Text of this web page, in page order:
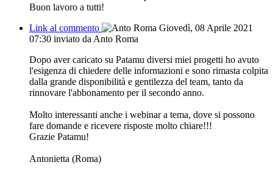
Buon lavoro a tutti!
Link al commento
Giovedì, 08 Aprile 2021
07:30 inviato da Anto Roma
Dopo aver caricato su Patamu diversi miei progetti ho avuto
l'esigenza di chiedere delle informazioni e sono rimasta colpita
dalla grande disponibilità e gentilezza del team, tanto da
rinnovare l'abbonamento per il secondo anno.
Molto interessanti anche i webinar a tema, dove si possono
fare domande e ricevere risposte molto chiare!!!
Grazie Patamu!
Antonietta (Roma)